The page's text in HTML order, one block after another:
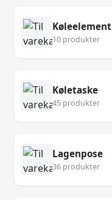
Køleelement
10 produkter
Køletaske
45 produkter
Lagenpose
36 produkter